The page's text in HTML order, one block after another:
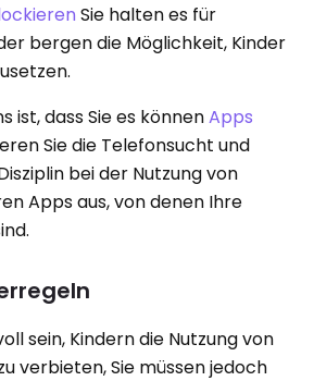
Sie halten es für
bergen die Möglichkeit, Kinder
ist, dass Sie es könnenApps
Sie die Telefonsucht und
bei der Nutzung von
Apps aus, von denen Ihre
sein, Kindern die Nutzung von
verbieten, Sie müssen jedoch